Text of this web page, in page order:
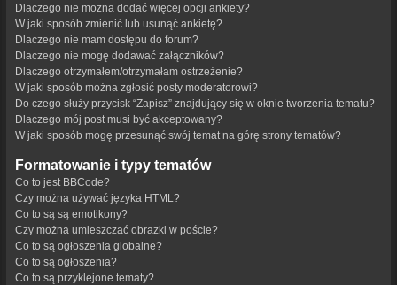
Dlaczego nie można dodać więcej opcji ankiety?
W jaki sposób zmienić lub usunąć ankietę?
Dlaczego nie mam dostępu do forum?
Dlaczego nie mogę dodawać załączników?
Dlaczego otrzymałem/otrzymałam ostrzeżenie?
W jaki sposób można zgłosić posty moderatorowi?
Do czego służy przycisk “Zapisz” znajdujący się w oknie tworzenia tematu?
Dlaczego mój post musi być akceptowany?
W jaki sposób mogę przesunąć swój temat na górę strony tematów?
Formatowanie i typy tematów
Co to jest BBCode?
Czy można używać języka HTML?
Co to są są emotikony?
Czy można umieszczać obrazki w poście?
Co to są ogłoszenia globalne?
Co to są ogłoszenia?
Co to są przyklejone tematy?